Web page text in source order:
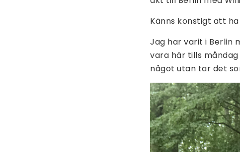
Känns konstigt att
Jag har varit i Berlin
vara här tills
något utan tar det